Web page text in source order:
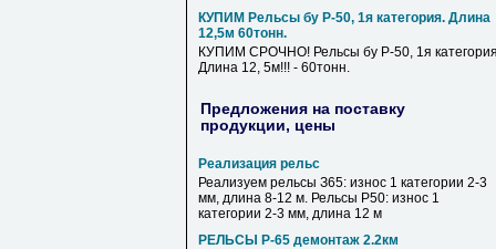
КУПИМ Рельсы бу Р-50, 1я категория. Длина
12,5м 60тонн.
КУПИМ СРОЧНО! Рельсы бу Р-50, 1я
Длина 12, 5м!!! - 60тонн.
Предложения на поставку
продукции, цены
Реализация рельс
Реализуем рельсы З65: износ 1 категории 2-3
мм, длина 8-12 м. Рельсы Р50: износ 1
категории 2-3 мм, длина 12 м
РЕЛЬСЫ Р-65 демонтаж 2.2км